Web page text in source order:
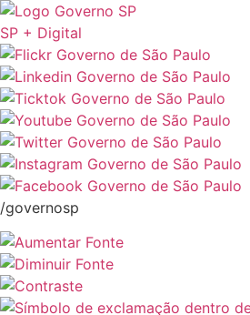
SP + Digital
/governosp